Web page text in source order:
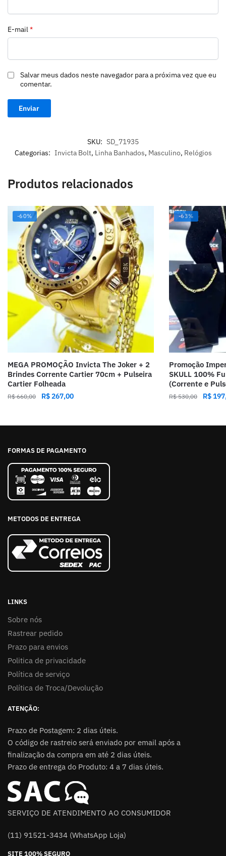
E-mail*
Salvar meus dados neste navegador para a próxima vez que eu
comentar.
SKU: SD_71935
Categorias: Invicta Bolt, Linha Banhados, Masculino, Relógios
Produtos relacionados
-60%
MEGA PROMOÇÃO Invicta The Joker + 2
Brindes Corrente Cartier 70cm + Pulseira
Cartier Folheada
R$660,00 R$267,00
-63%
Promoção
SKULL 100%
(Corrente e
R$530,00 R$
FORMAS DE PAGAMENTO
METODOS DE ENTREGA
LINKS
Sobre nós
Rastrear pedido
Prazo para envios
Politica de privacidade
Política de serviço
Política de Troca/Devolução
ATENÇÃO:
Prazo de Postagem: 2 dias úteis.
O código de rastreio será enviado por email após a
finalização da compra em até 2 dias úteis.
Prazo de entrega do Produto: 4 a 7 dias úteis.
SERVIÇO DE ATENDIMENTO AO CONSUMIDOR
(11) 91521-3434 (WhatsApp Loja)
SITE 100% SEGURO